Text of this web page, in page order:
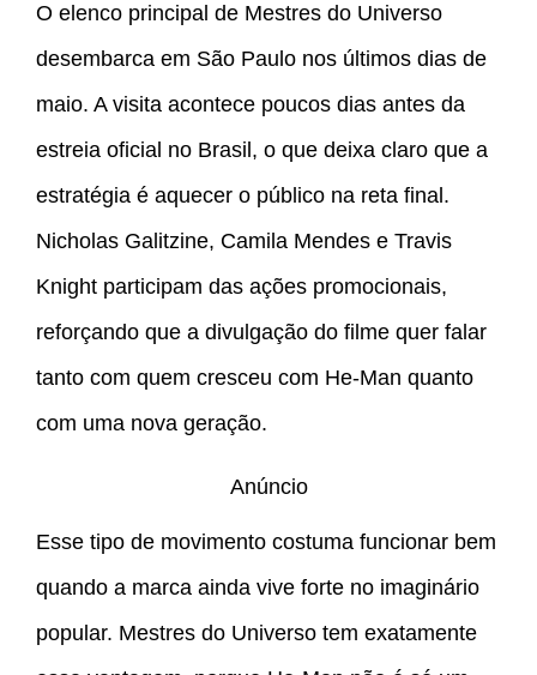
O elenco principal de Mestres do Universo
desembarca em São Paulo nos últimos dias de
maio. A visita acontece poucos dias antes da
estreia oficial no Brasil, o que deixa claro que a
estratégia é aquecer o público na reta final.
Nicholas Galitzine, Camila Mendes e Travis
Knight participam das ações promocionais,
reforçando que a divulgação do filme quer falar
tanto com quem cresceu com He-Man quanto
com uma nova geração.
Anúncio
Esse tipo de movimento costuma funcionar bem
quando a marca ainda vive forte no imaginário
popular. Mestres do Universo tem exatamente